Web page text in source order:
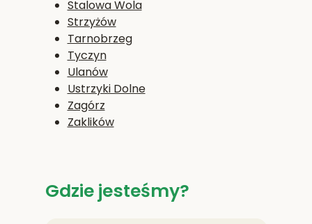
Gdzie jesteśmy?
Stalowa Wola
Strzyżów
Tarnobrzeg
Tyczyn
Ulanów
Ustrzyki Dolne
Zagórz
Zaklików